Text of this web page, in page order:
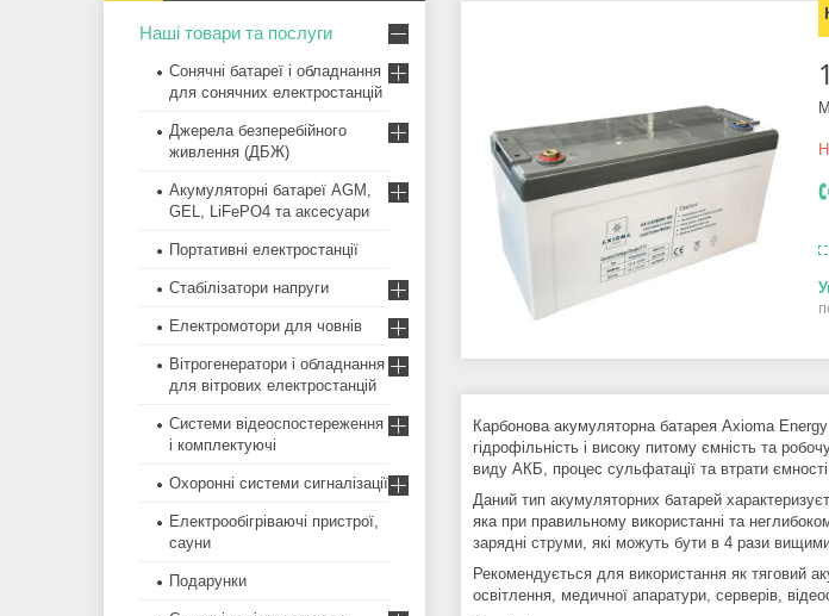
Карбонова акумуляторна батарея Axioma
гідрофільність і високу питому ємність та
виду АКБ, процес сульфатації та втрати
Даний тип акумуляторних батарей
яка при правильному використанні та
зарядні струми, які можуть бути в 4 рази
Рекомендується для використання як тяговий
освітлення, медичної апаратури, серверів,
Наші товари та послуги
Сонячні батареї і обладнання
для сонячних електростанцій
Джерела безперебійного
живлення (ДБЖ)
Акумуляторні батареї AGM,
GEL, LiFePO4 та аксесуари
Портативні електростанції
Стабілізатори напруги
Електромотори для човнів
Вітрогенератори і обладнання
для вітрових електростанцій
Системи відеоспостереження
і комплектуючі
Охоронні системи сигналізації
Електрообігріваючі пристрої,
сауни
Подарунки